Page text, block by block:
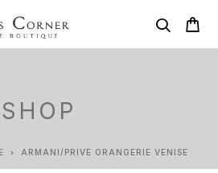
SHOP
ARMANI/PRIVE ORANGERIE VENISE